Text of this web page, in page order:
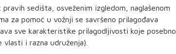
sedišta, osveženim izgledom, naglašenom
za pomoć u vožnji se savršeno prilagođava
sve karakteristike prilagodljivosti koje posebno
i razna udruženja).